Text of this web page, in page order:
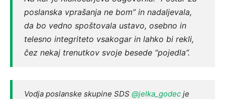
poslanska vprašanja ne bom” in nadaljevala,
da bo vedno spoštovala ustavo, osebno in
telesno integriteto vsakogar in lahko bi rekli,
čez nekaj trenutkov svoje besede “pojedla”.
Vodja poslanske skupine SDS @jelka_godec je